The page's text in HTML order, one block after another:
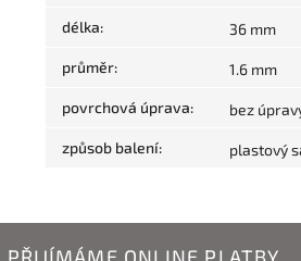
délka: 36 mm
průměr: 1.6 mm
povrchová úprava: bez
způsob balení: plastový